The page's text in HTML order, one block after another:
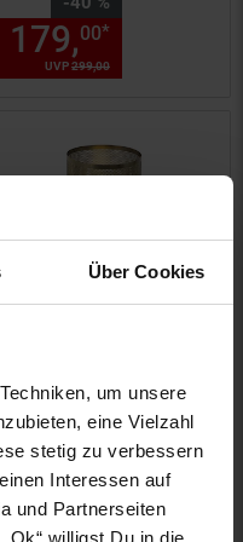
Über Cookies
um unsere
eine Vielzahl
stetig zu verbessern
Interessen auf
und Partnerseiten
willigst Du in die
77,
UVP299,00
179,00*
45
Gracian Tischleuchte
gebürstet | 1x
E27, 60W, g.f.
Normallampen n. ent. | Für
Leuchtmittel
NUR